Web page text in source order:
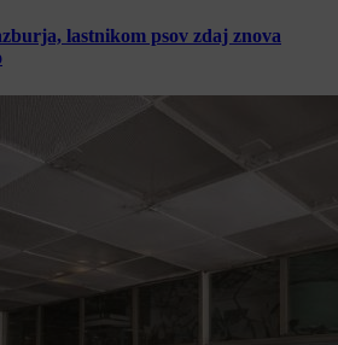
lastnikom psov zdaj znova